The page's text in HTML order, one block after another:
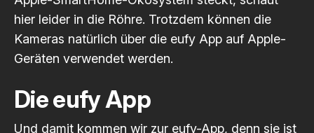
hier leider in die Röhre. Trotzdem können die
Kameras natürlich über die eufy App auf Apple-
Geräten verwendet werden.
Die eufy App
Und damit kommen wir zur eufy-App, denn sie ist